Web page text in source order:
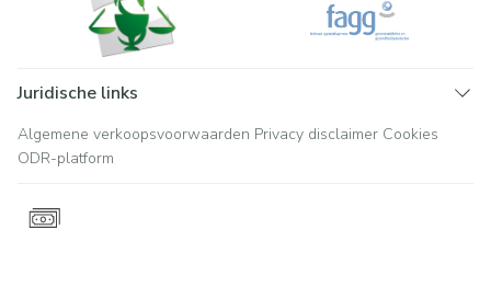
Juridische links
Algemene verkoopsvoorwaarden Privacy disclaimer Cookies
ODR-platform